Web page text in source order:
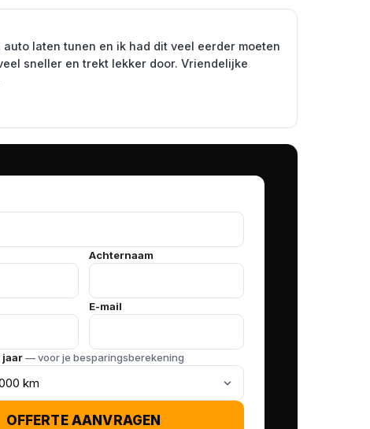
laten tunen en ik had dit veel eerder moeten
sneller en trekt lekker door. Vriendelijke
Achternaam
E-mail
jaar— voor je besparingsberekening
OFFERTE AANVRAGEN